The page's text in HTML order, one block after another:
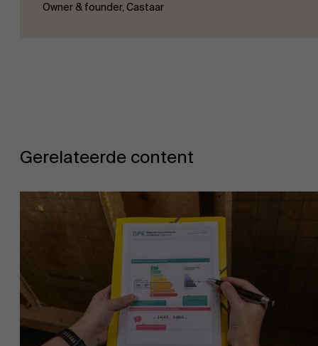
Owner & founder, Castaar
Gerelateerde content